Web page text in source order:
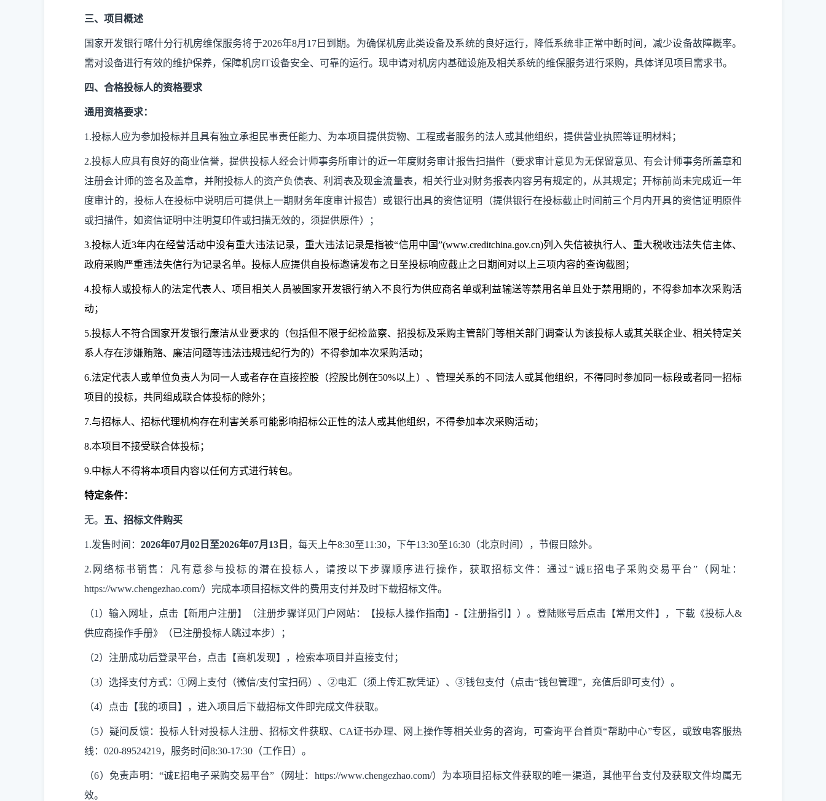
三、项目概述
国家开发银行喀什分行机房维保服务将于2026年8月 17 日到期。为确保机房此类设备及系统的良好运行，降低系统非正常中断时间，减少设备故障概率。
需对设备进行有效的维护保养，保障机房IT设备安全、可靠的运行。现申请对机房内基础设施及相关系统的维保服务进行采购， 具体详见项目需求书。
四、合格投标人的资格要求
通用资格要求：
1.投标人应为参加投标并且具有独立承担民事责任能力、为本项目提供货物、工程或者服务的法人或其他组织，提供营业执照等证明材料；
2.投标人应具有良好的商业信誉，提供投标人经会计师事务所审计的近一年度财务审计报告扫描件（要求审计意见为无保留意见、有会计师事务所盖章和
注册会计师的签名及盖章，并附投标人的资产负债表、利润表及现金流量表，相关行业对财务报表内容另有规定的，从其规定；开标前尚未完成近一年
度审计的，投标人在投标中说明后可提供上一期财务年度审计报告）或银行出具的资信证明（提供银行在投标截止时间前三个月内开具的资信证明原件
或扫描件，如资信证明中注明复印件或扫描无效的，须提供原件）；
3.投标人近3年内在经营活动中没有重大违法记录，重大违法记录是指被“信用中国”(www.creditchina.gov.cn)列入失信被执行人、重大税收违法失信主体、
政府采购严重违法失信行为记录名单。投标人应提供自投标邀请发布之日至投标响应截止之日期间对以上三项内容的查询截图 ；
4.投标人或投标人的法定代表人、项目相关人员被国家开发银行纳入不良行为供应商名单或利益输送等禁用名单且处于禁用期的，不得参加本次采购活
动；
5.投标人不符合国家开发银行廉洁从业要求的（包括但不限于纪检监察、招投标及采购主管部门等相关部门调查认为该投标人或其关联企业、相关特定关
系人存在涉嫌贿赂、廉洁问题等违法违规违纪行为的）不得参加本次采购活动；
6.法定代表人或单位负责人为同一人或者存在直接控股（控股比例在50%以上）、管理关系的不同法人或其他组织，不得同时参加同一标段或者同一招标
项目的投标，共同组成联合体投标的除外；
7.与招标人、招标代理机构存在利害关系可能影响招标公正性的法人或其他组织， 不得参加本次采购活动；
8.本项目不接受联合体投标；
9.中标人不得将本项目内容以任何方式进行转包。
特定条件：
无。 五、招标文件购买
1.发售时间： 2026年07月 02 日至2026年07月 13 日 ，每天上午8:30至11:30，下午13:30至16:30（北京时间），节假日除外。
2.网络标书销售： 凡有意参与投标的潜在投标人，请按以下步骤顺序进行操作，获取招标文件：通过“诚E招电子采购交易平台”（网址：
https://www.chengezhao.com/）完成本项目招标文件的费用支付并及时下载招标文件。
（1）输入网址，点击【新用户注册】（注册步骤详见门户网站：【投标人操作指南】-【注册指引】）。登陆账号后点击【常用文件】，下载《投标人&
供应商操作手册》（已注册投标人跳过本步）；
（2）注册成功后登录平台，点击【商机发现】，检索本项目并直接支付；
（3）选择支付方式：①网上支付（微信/支付宝扫码）、②电汇（须上传汇款凭证）、③钱包支付（点击“钱包管理”，充值后即可支付）。
（4）点击【我的项目】，进入项目后下载招标文件即完成文件获取。
（5）疑问反馈：投标人针对投标人注册、招标文件获取、CA证书办理、网上操作等相关业务的咨询，可查询平台首页“帮助中心”专区，或致电客服热
线：020-89524219，服务时间8:30-17:30（工作日）。
（6）免责声明：“诚E招电子采购交易平台”（网址：https://www.chengezhao.com/）为本项目招标文件获取的唯一渠道，其他平台支付及获取文件均属无
效。